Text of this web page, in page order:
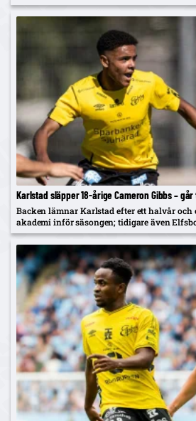
Karlstad släpper 18-årige Cameron Gibbs –
Backen lämnar Karlstad efter ett halvår
akademi inför säsongen; tidigare även